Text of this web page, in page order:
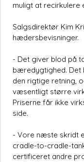
muligt at
Salgsdirektør Kim
hædersbevisninger.
- Det giver blod på
bæredygtighed. Det
den rigtige retning,
væsentligt større
Priserne får ikke
side.
- Vore næste skridt
cradle-to-cradle-
certificeret andre